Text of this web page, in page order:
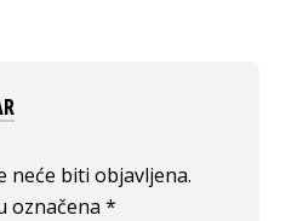
neće biti objavljena.
označena*